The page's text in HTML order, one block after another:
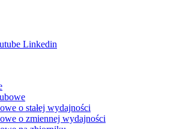
Linkedin
o stałej wydajności
o zmiennej wydajności